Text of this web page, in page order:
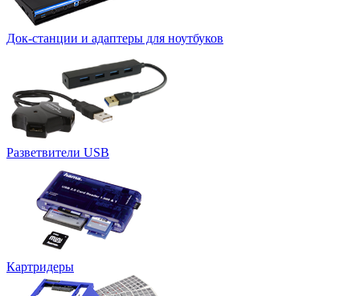
Док-станции и адаптеры для ноутбуков
Разветвители USB
Картридеры